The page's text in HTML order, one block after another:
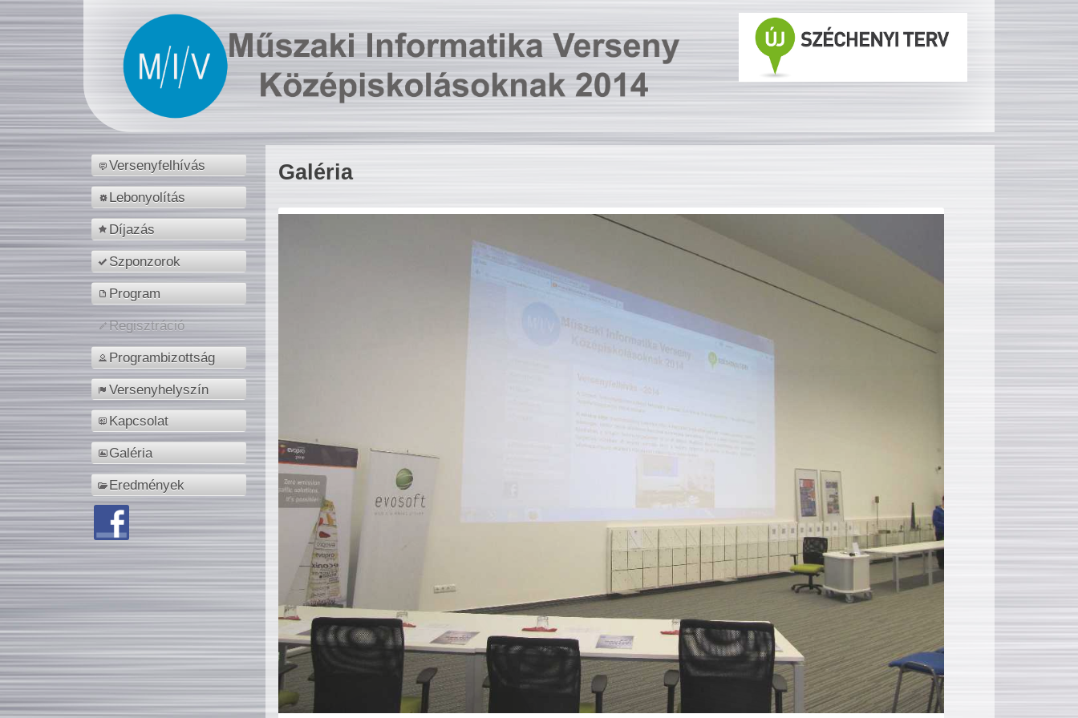
Versenyfelhívás
Lebonyolítás
Díjazás
Szponzorok
Program
Regisztráció
Programbizottság
Versenyhelyszín
Kapcsolat
Galéria
Eredmények
Galéria